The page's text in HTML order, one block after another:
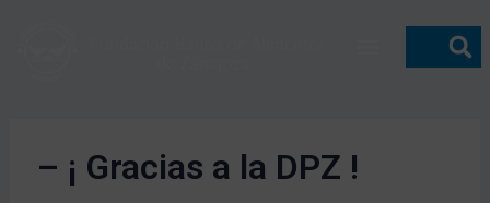
– ¡ Gracias a la DPZ !